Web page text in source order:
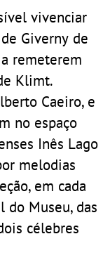
vivenciar
Giverny de
remeterem
Klimt.
Caeiro, e
no espaço
Inês Lago
melodias
em cada
Museu, das
célebres